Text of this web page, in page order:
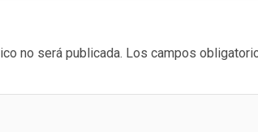
no será publicada. Los campos